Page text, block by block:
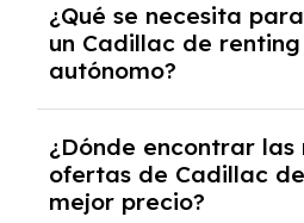
documentación financiera
casos, un informe de
y un pago inicial.
¿Qué se necesita
un Cadillac de
autónomo?
autónomos, justificante de
algunos casos, un
inicial.
¿Dónde encontrar las
ofertas de Cadillac
mejor precio?